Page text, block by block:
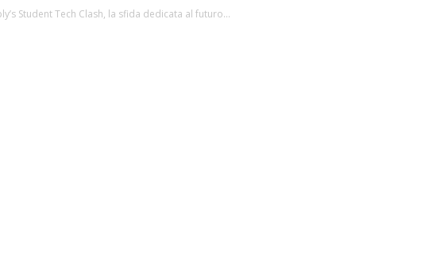
Student Tech Clash, la sfida dedicata al futuro...